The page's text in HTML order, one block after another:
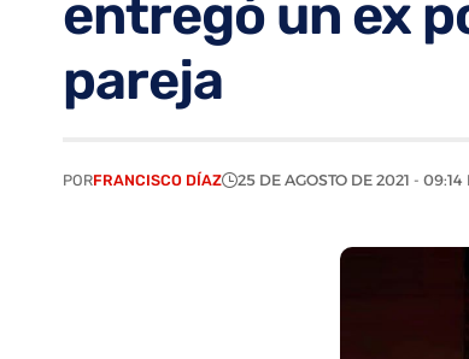
entregó un ex
pareja
PORFRANCISCO DÍAZ 25 DE AGOSTO DE 2021 - 09:14